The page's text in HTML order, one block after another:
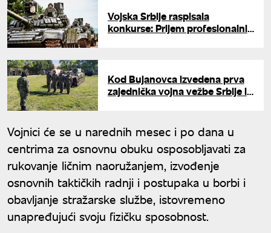
Vojska Srbije raspisala
konkurse: Prijem profesionalnih
Kod Bujanovca izvedena prva
zajednička vojna vežbe Srbije i
Vojnici će se u narednih mesec i po dana u
centrima za osnovnu obuku osposobljavati za
rukovanje ličnim naoružanjem, izvođenje
osnovnih taktičkih radnji i postupaka u borbi i
obavljanje stražarske službe, istovremeno
unapređujući svoju fizičku sposobnost.